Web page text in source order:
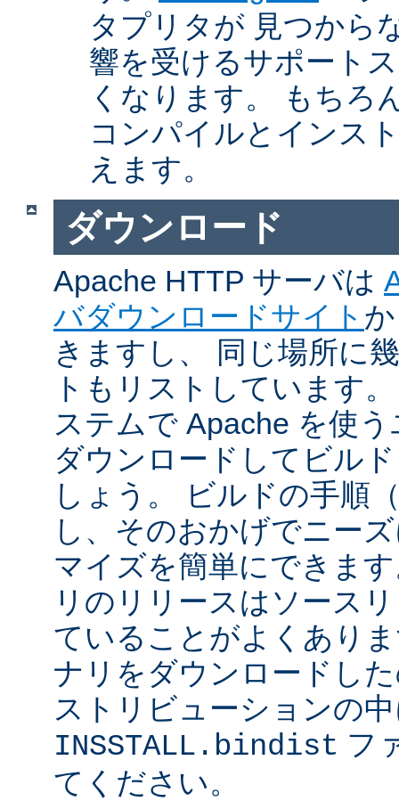
タプリタが 見つから
響を受けるサポート
くなります。 もちろ
コンパイルとインス
えます。
ダウンロード
Apache HTTP サーバは
バダウンロードサイト
きますし、 同じ場所に
トもリストしています
ステムで Apache を使
ダウンロードしてビル
しょう。 ビルドの手順
し、そのおかげでニー
マイズを簡単にできま
リのリリースはソース
ていることがよくあり
ナリをダウンロードし
ストリビューションの
INSSTALL.bindist フ
てください。